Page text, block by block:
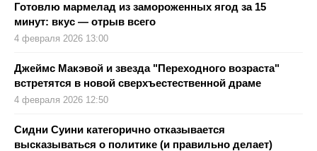
Готовлю мармелад из замороженных ягод за 15
минут: вкус — отрыв всего
4 февраля 2026 13:00
Джеймс Макэвой и звезда "Переходного возраста"
встретятся в новой сверхъестественной драме
4 февраля 2026 12:50
Сидни Суини категорично отказывается
высказываться о политике (и правильно делает)